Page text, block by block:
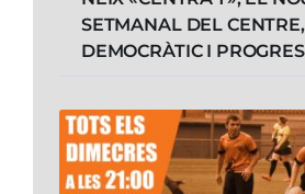
SETMANAL DEL
DEMOCRÀTIC I